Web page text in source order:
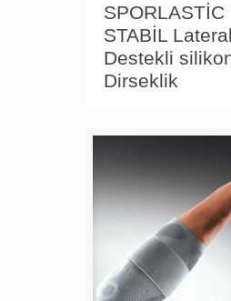
SPORLASTİC
STABİL Lateral
Destekli
Dirseklik